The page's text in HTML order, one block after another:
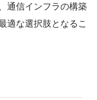
通信インフラの構築
適な選択肢となるこ